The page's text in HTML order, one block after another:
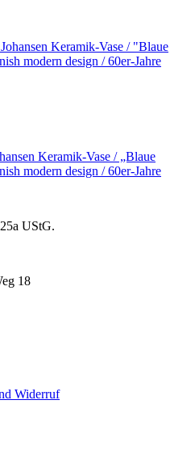
Keramik-Vase / „Blaue
modern design / 60er-Jahre
UStG.
18
Widerruf